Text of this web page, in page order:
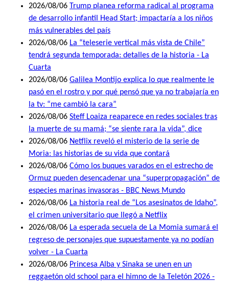
2026/08/06 Trump planea reforma radical al programa
de desarrollo infantil Head Start; impactaría a los niños
más vulnerables del país
2026/08/06 La “teleserie vertical más vista de Chile”
tendrá segunda temporada: detalles de la historia - La
Cuarta
2026/08/06 Galilea Montijo explica lo que realmente le
pasó en el rostro y por qué pensó que ya no trabajaría en
la tv: “me cambió la cara”
2026/08/06 Steff Loaiza reaparece en redes sociales tras
la muerte de su mamá; “se siente rara la vida”, dice
2026/08/06 Netflix reveló el misterio de la serie de
Moria: las historias de su vida que contará
2026/08/06 Cómo los buques varados en el estrecho de
Ormuz pueden desencadenar una “superpropagación” de
especies marinas invasoras - BBC News Mundo
2026/08/06 La historia real de “Los asesinatos de Idaho”,
el crimen universitario que llegó a Netflix
2026/08/06 La esperada secuela de La Momia sumará el
regreso de personajes que supuestamente ya no podían
volver - La Cuarta
2026/08/06 Princesa Alba y Sinaka se unen en un
reggaetón old school para el himno de la Teletón 2026 -